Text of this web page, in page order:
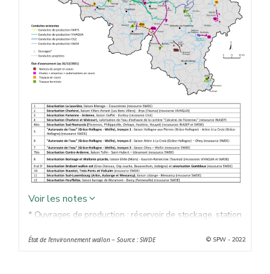
Voir les notes
* Ouvrages de production : réservoir de stockage, station
puits d’exploitation
État de l'environnement wallon − Source : SWDE © SPW - 2022